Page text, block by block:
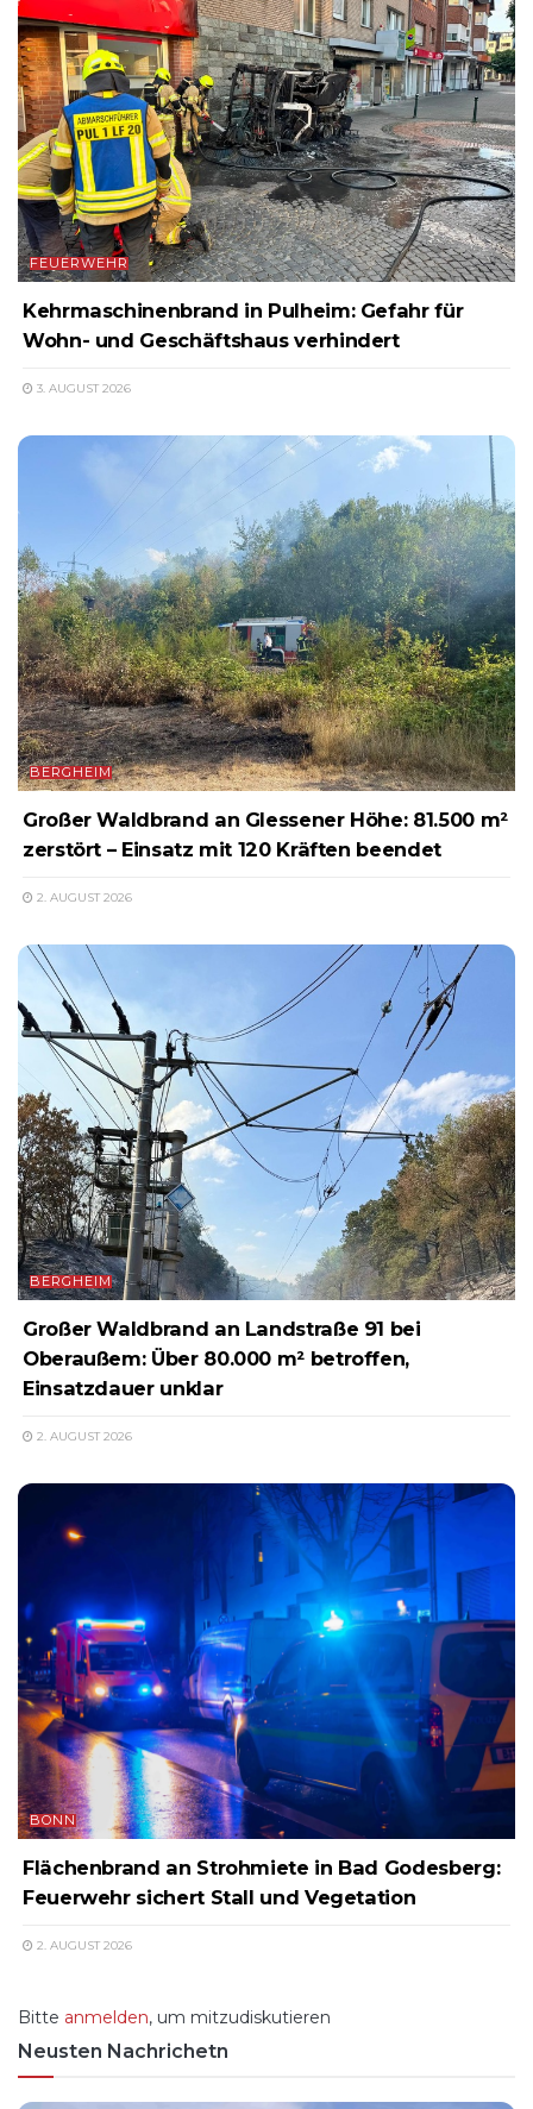
FEUERWEHR
Kehrmaschinenbrand in Pulheim: Gefahr für
Wohn- und Geschäftshaus verhindert
3. AUGUST 2026
BERGHEIM
Großer Waldbrand an Glessener Höhe: 81.500 m²
zerstört – Einsatz mit 120 Kräften beendet
2. AUGUST 2026
BERGHEIM
Großer Waldbrand an Landstraße 91 bei
Oberaußem: Über 80.000 m² betroffen,
Einsatzdauer unklar
2. AUGUST 2026
BONN
Flächenbrand an Strohmiete in Bad Godesberg:
Feuerwehr sichert Stall und Vegetation
2. AUGUST 2026
Bitte anmelden, um mitzudiskutieren
Neusten Nachrichetn